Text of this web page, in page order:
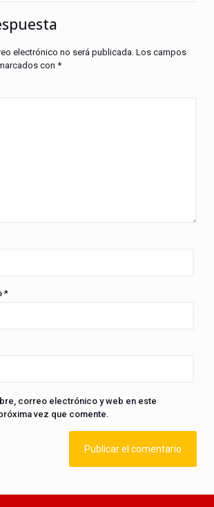
electrónico no será publicada. Los campos
con *
*
correo electrónico y web en este
vez que comente.